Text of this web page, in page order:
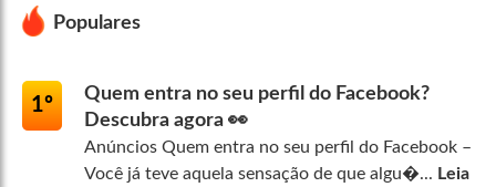
Populares
1º
Quem entra no seu perfil do Facebook?
Descubra agora 👀
Anúncios Quem entra no seu perfil do Facebook –
Você já teve aquela sensação de que algu�... Leia